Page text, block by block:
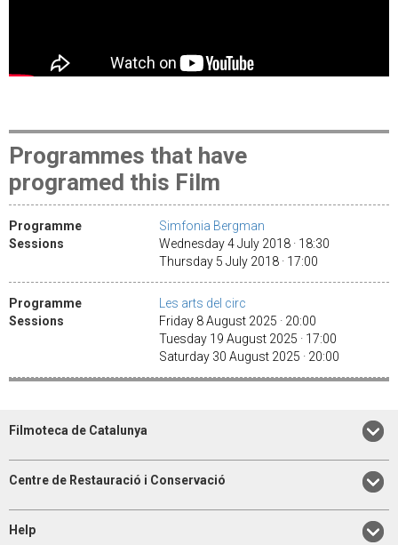
Programmes that have
programed this Film
Programme
Simfonia Bergman
Sessions
Wednesday 4 July 2018 · 18:30
Thursday 5 July 2018 · 17:00
Programme
Les arts del circ
Sessions
Friday 8 August 2025 · 20:00
Tuesday 19 August 2025 · 17:00
Saturday 30 August 2025 · 20:00
Filmoteca de Catalunya
Centre de Restauració i Conservació
Help